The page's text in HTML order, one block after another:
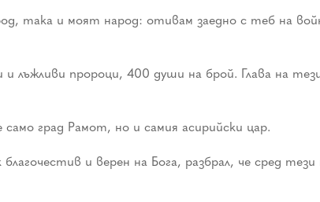
така и моят народ: отивам заедно с теб на
лъжливи пророци, 400 души на брой. Глава на
град Рамот, но и самия асирийски цар.
и верен на Бога, разбрал, че сред